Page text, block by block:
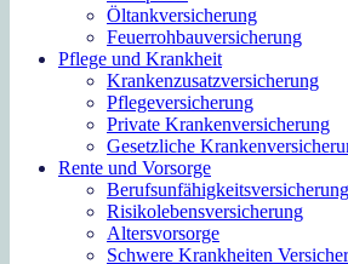
Öltankversicherung
Feuerrohbauversicherung
Pflege und Krankheit
Krankenzusatzversicherung
Pflegeversicherung
Private Krankenversicherung
Gesetzliche
Rente und Vorsorge
Berufs­unfähigkeitsversicherung
Risikolebensversicherung
Altersvorsorge
Schwere Krankheiten